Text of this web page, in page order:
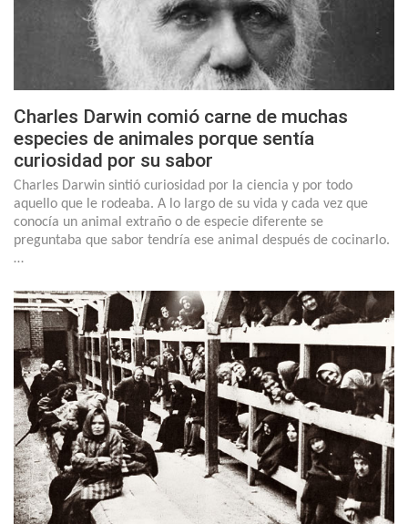
Charles Darwin comió carne de muchas
especies de animales porque sentía
curiosidad por su sabor
Charles Darwin sintió curiosidad por la ciencia y por todo
aquello que le rodeaba. A lo largo de su vida y cada vez que
conocía un animal extraño o de especie diferente se
preguntaba que sabor tendría ese animal después de cocinarlo.
…